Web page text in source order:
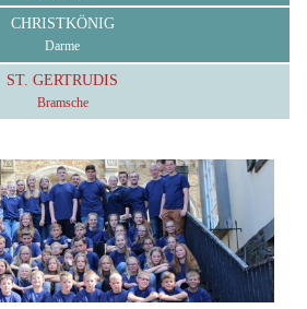
CHRISTKÖNIG
Darme
ST. GERTRUDIS
Bramsche